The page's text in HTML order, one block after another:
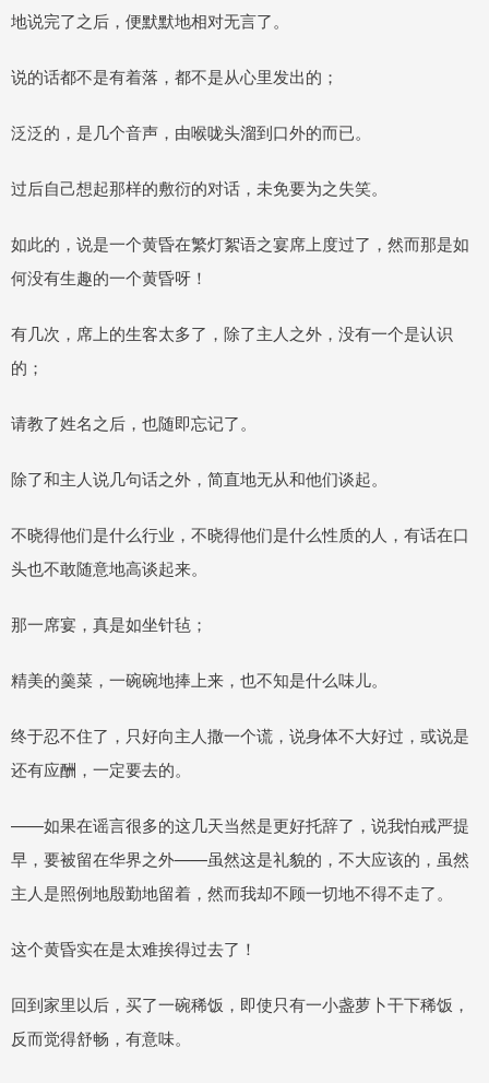
地说完了之后，便默默地相对无言了。
说的话都不是有着落，都不是从心里发出的；
泛泛的，是几个音声，由喉咙头溜到口外的而已。
过后自己想起那样的敷衍的对话，未免要为之失笑。
如此的，说是一个黄昏在繁灯絮语之宴席上度过了，然而那是如
何没有生趣的一个黄昏呀！
有几次，席上的生客太多了，除了主人之外，没有一个是认识
的；
请教了姓名之后，也随即忘记了。
除了和主人说几句话之外，简直地无从和他们谈起。
不晓得他们是什么行业，不晓得他们是什么性质的人，有话在口
头也不敢随意地高谈起来。
那一席宴，真是如坐针毡；
精美的羹菜，一碗碗地捧上来，也不知是什么味儿。
终于忍不住了，只好向主人撒一个谎，说身体不大好过，或说是
还有应酬，一定要去的。
——如果在谣言很多的这几天当然是更好托辞了，说我怕戒严提
早，要被留在华界之外——虽然这是礼貌的，不大应该的，虽然
主人是照例地殷勤地留着，然而我却不顾一切地不得不走了。
这个黄昏实在是太难挨得过去了！
回到家里以后，买了一碗稀饭，即使只有一小盏萝卜干下稀饭，
反而觉得舒畅，有意味。